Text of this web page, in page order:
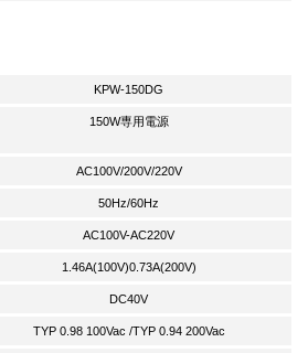
KPW-150DG
150W専用電源
AC100V/200V/220V
50Hz/60Hz
AC100V-AC220V
1.46A(100V)0.73A(200V)
DC40V
TYP 0.98 100Vac /TYP 0.94 200Vac